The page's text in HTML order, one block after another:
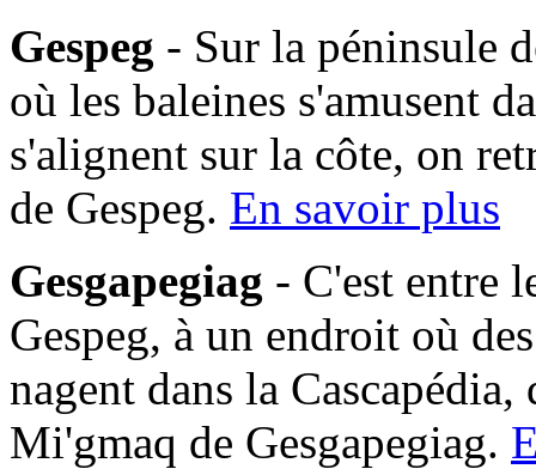
Gespeg - Sur la péninsule
où les baleines s'amusent
s'alignent sur la côte, on
de Gespeg. En savoir plus
Gesgapegiag - C'est entre
Gespeg, à un endroit où
nagent dans la
Mi'gmaq de Gesgapegiag.